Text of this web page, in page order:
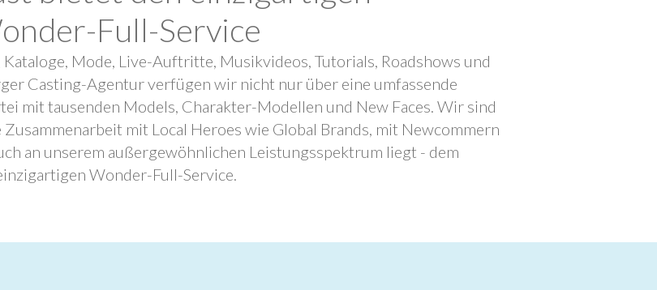
Full-Service
Mode, Live-Auftritte, Musikvideos, Tutorials, Roadshows und
Casting-Agentur verfügen wir nicht nur über eine umfassende
mit tausenden Models, Charakter-Modellen und New Faces. Wir sind
mit Local Heroes wie Global Brands, mit Newcommern
an unserem außergewöhnlichen Leistungsspektrum liegt - dem
Wonder-Full-Service.